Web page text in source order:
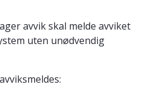
avvik skal melde avviket
uten unødvendig